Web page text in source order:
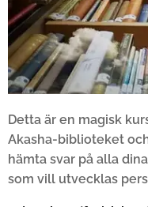
Detta är en magisk
Akasha-biblioteket
hämta svar på alla
som vill utvecklas